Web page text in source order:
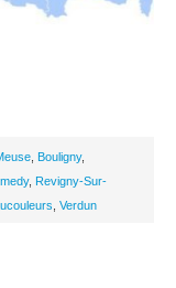
Bouligny,
, Revigny-Sur-
Verdun